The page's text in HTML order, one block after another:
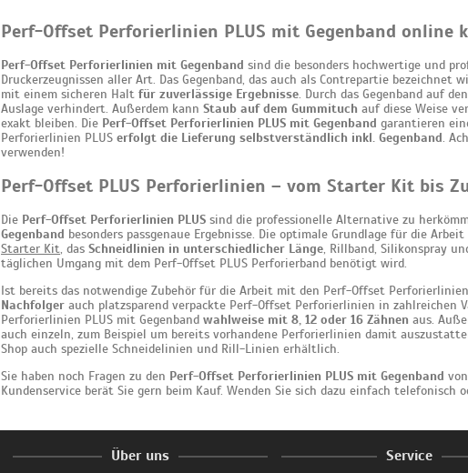
Perf-Offset Perforierlinien PLUS mit Gegenband online
Perf-Offset Perforierlinien mit Gegenband sind die besonders hochwertige und
Druckerzeugnissen aller Art. Das Gegenband, das auch als Contrepartie
mit einem sicheren Halt für zuverlässige Ergebnisse. Durch das Gegenband auf
Auslage verhindert. Außerdem kann Staub auf dem Gummituch auf diese Weise
exakt bleiben. Die Perf-Offset Perforierlinien PLUS mit Gegenband garantieren
Perforierlinien PLUS erfolgt die Lieferung selbstverständlich inkl. Gegenband.
verwenden!
Perf-Offset PLUS Perforierlinien – vom Starter Kit bis
Die Perf-Offset Perforierlinien PLUS sind die professionelle Alternative zu
Gegenband besonders passgenaue Ergebnisse. Die optimale Grundlage für die
Starter Kit, das Schneidlinien in unterschiedlicher Länge, Rillband, Silikonspray
täglichen Umgang mit dem Perf-Offset PLUS Perforierband benötigt wird.
Ist bereits das notwendige Zubehör für die Arbeit mit den Perf-Offset
Nachfolger auch platzsparend verpackte Perf-Offset Perforierlinien in zahlreichen
Perforierlinien PLUS mit Gegenband wahlweise mit 8, 12 oder 16 Zähnen aus.
auch einzeln, zum Beispiel um bereits vorhandene Perforierlinien damit
Shop auch spezielle Schneidelinien und Rill-Linien erhältlich.
Sie haben noch Fragen zu den Perf-Offset Perforierlinien PLUS mit Gegenband
Kundenservice berät Sie gern beim Kauf. Wenden Sie sich dazu einfach telefonisch
Über uns Service